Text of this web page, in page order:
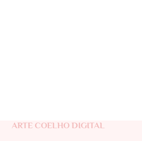
ARTE COELHO DIGITAL